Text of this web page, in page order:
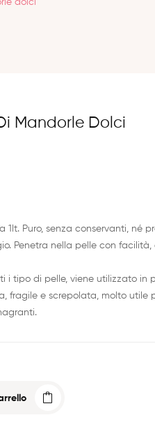
dolci
Mandorle Dolci
Puro, senza conservanti, né
Penetra nella pelle con
i tipo di pelle, viene utilizzato in
fragile e screpolata, molto utile